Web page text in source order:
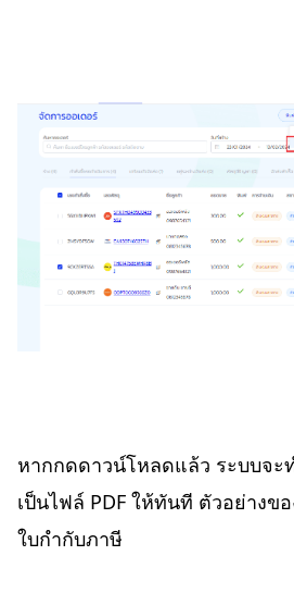
หากกดดาวน์โหลดแล้ว ระบบจะ
เป็นไฟล์ PDF ให้ทันที ตัวอย่างข
ใบกำกับภาษี